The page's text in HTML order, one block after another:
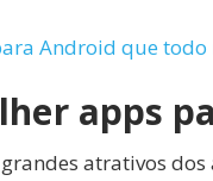
Android que todo
apps
atrativos